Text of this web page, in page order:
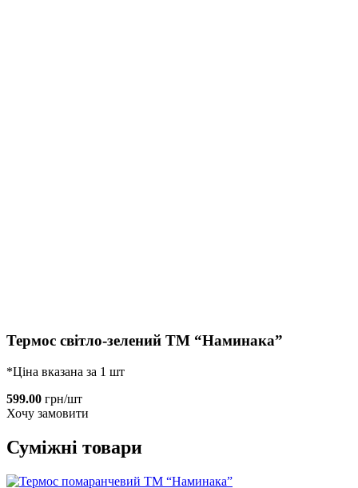
Термос світло-зелений ТМ “Наминака”
*Ціна вказана за 1 шт
599.00 грн/шт
Хочу замовити
Суміжні товари